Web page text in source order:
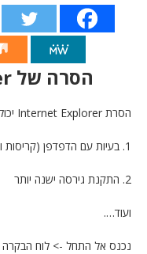
הסרה של Internet Explorer
הסרת Internet Explorer יכולה לעזור בכמה דרכים:
1. בעיות עם הדפדפן (קריסות וכו')
2. התקנת גירסה ישנה יותר
ועוד….
נכנס אל התחל -> לוח הבקרה